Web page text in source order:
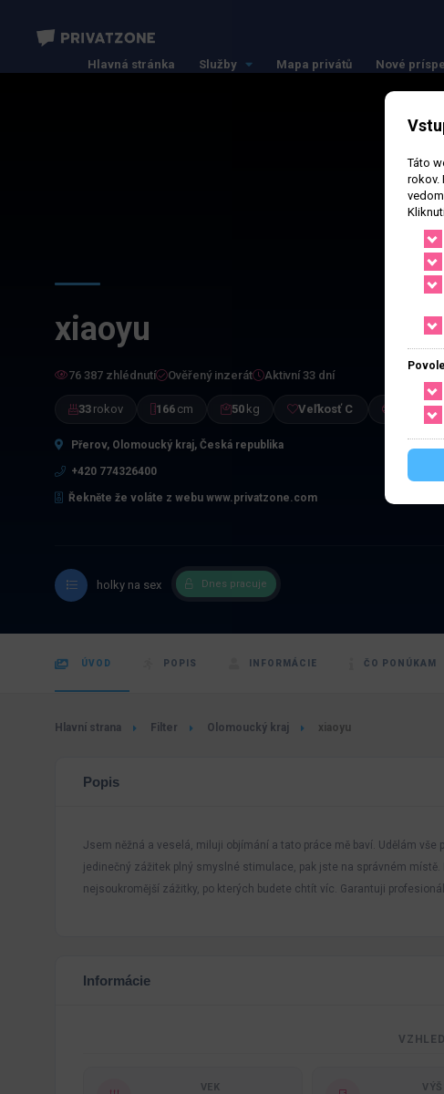
Hlavná stránka Služby Mapa privátů Nové
xiaoyu
76 387 zhlédnutí Ověřený inzerát Aktivní 33 dní
33 rokov 166 cm 50 kg Veľkosť C Czech
Přerov, Olomoucký kraj, Česká republika
+420 774326400
Řekněte že voláte z webu www.privatzone.com
holky na sex Dnes pracuje
ÚVOD POPIS INFORMÁCIE ČO PONÚKAM
Hlavní strana Filter Olomoucký kraj xiaoyu
Popis
Jsem něžná a veselá, miluji objímání a tato práce mě baví. Udělám
jedinečný zážitek plný smyslné stimulace, pak jste na správném
nejsoukromější zážitky, po kterých budete chtít víc. Garantuji
Informácie
VZHLED
VEK
Táto
rokov.